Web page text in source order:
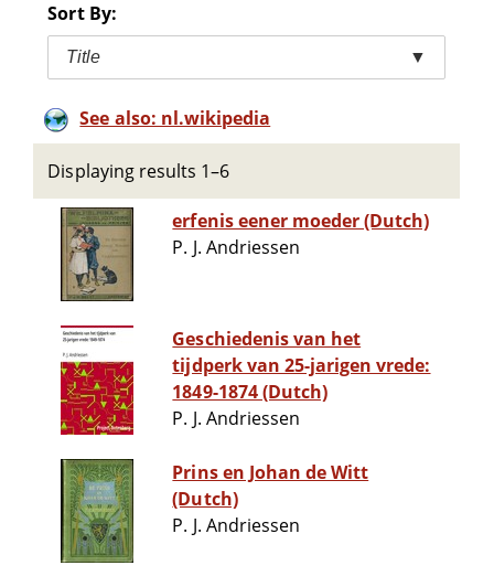
Sort By:
Title ▼
See also: nl.wikipedia
Displaying results 1–6
erfenis eener moeder (Dutch)
P. J. Andriessen
Geschiedenis van het
tijdperk van 25-jarigen vrede:
1849-1874 (Dutch)
P. J. Andriessen
Prins en Johan de Witt
(Dutch)
P. J. Andriessen